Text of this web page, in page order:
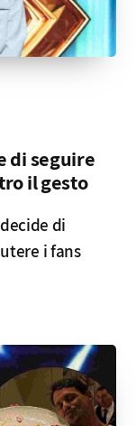
di seguire
il gesto
di
i fans